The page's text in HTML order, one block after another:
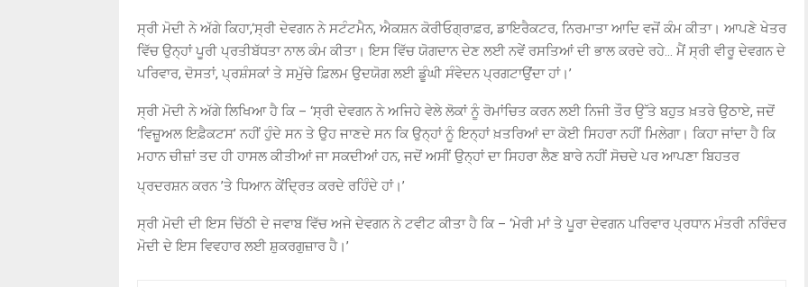
ਸ੍ਰੀ ਮੋਦੀ ਨੇ ਅੱਗੇ ਕਿਹਾ,‘ਸ੍ਰੀ ਦੇਵਗਨ ਨੇ ਸਟੰਟਮੈਨ, ਐਕਸ਼ਨ ਕੋਰੀਓਗ੍ਰਾਫ਼ਰ, ਡਾਇਰੈਕਟਰ, ਨਿਰਮਾਤਾ ਆਦਿ ਵਜੋਂ ਕੰਮ ਕੀਤਾ। ਆਪਣੇ ਖੇਤਰ
ਵਿੱਚ ਉਨ੍ਹਾਂ ਪੂਰੀ ਪ੍ਰਤੀਬੱਧਤਾ ਨਾਲ ਕੰਮ ਕੀਤਾ। ਇਸ ਵਿੱਚ ਯੋਗਦਾਨ ਦੇਣ ਲਈ ਨਵੇਂ ਰਸਤਿਆਂ ਦੀ ਭਾਲ ਕਰਦੇ ਰਹੇ… ਮੈਂ ਸ੍ਰੀ ਵੀਰੂ ਦੇਵਗਨ ਦੇ
ਪਰਿਵਾਰ, ਦੋਸਤਾਂ, ਪ੍ਰਸ਼ੰਸਕਾਂ ਤੇ ਸਮੁੱਚੇ ਫ਼ਿਲਮ ਉਦਯੋਗ ਲਈ ਡੂੰਘੀ ਸੰਵੇਦਨ ਪ੍ਰਗਟਾਉਂਦਾ ਹਾਂ।’
ਸ੍ਰੀ ਮੋਦੀ ਨੇ ਅੱਗੇ ਲਿਖਿਆ ਹੈ ਕਿ – ‘ਸ੍ਰੀ ਦੇਵਗਨ ਨੇ ਅਜਿਹੇ ਵੇਲੇ ਲੋਕਾਂ ਨੂੰ ਰੋਮਾਂਚਿਤ ਕਰਨ ਲਈ ਨਿਜੀ ਤੌਰ ਉੱਤੇ ਬਹੁਤ ਖ਼ਤਰੇ ਉਠਾਏ, ਜਦੋਂ
‘ਵਿਜ਼ੂਅਲ ਇਫ਼ੈਕਟਸ’ ਨਹੀਂ ਹੁੰਦੇ ਸਨ ਤੇ ਉਹ ਜਾਣਦੇ ਸਨ ਕਿ ਉਨ੍ਹਾਂ ਨੂੰ ਇਨ੍ਹਾਂ ਖ਼ਤਰਿਆਂ ਦਾ ਕੋਈ ਸਿਹਰਾ ਨਹੀਂ ਮਿਲੇਗਾ। ਕਿਹਾ ਜਾਂਦਾ ਹੈ ਕਿ
ਮਹਾਨ ਚੀਜ਼ਾਂ ਤਦ ਹੀ ਹਾਸਲ ਕੀਤੀਆਂ ਜਾ ਸਕਦੀਆਂ ਹਨ, ਜਦੋਂ ਅਸੀਂ ਉਨ੍ਹਾਂ ਦਾ ਸਿਹਰਾ ਲੈਣ ਬਾਰੇ ਨਹੀਂ ਸੋਚਦੇ ਪਰ ਆਪਣਾ ਬਿਹਤਰ
ਪ੍ਰਦਰਸ਼ਨ ਕਰਨ ’ਤੇ ਧਿਆਨ ਕੇਂਦ੍ਰਿਤ ਕਰਦੇ ਰਹਿੰਦੇ ਹਾਂ।’
ਸ੍ਰੀ ਮੋਦੀ ਦੀ ਇਸ ਚਿੱਠੀ ਦੇ ਜਵਾਬ ਵਿੱਚ ਅਜੇ ਦੇਵਗਨ ਨੇ ਟਵੀਟ ਕੀਤਾ ਹੈ ਕਿ – ‘ਮੇਰੀ ਮਾਂ ਤੇ ਪੂਰਾ ਦੇਵਗਨ ਪਰਿਵਾਰ ਪ੍ਰਧਾਨ ਮੰਤਰੀ ਨਰਿੰਦਰ
ਮੋਦੀ ਦੇ ਇਸ ਵਿਵਹਾਰ ਲਈ ਸ਼ੁਕਰਗੁਜ਼ਾਰ ਹੈ।’